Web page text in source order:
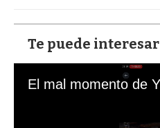
Te puede interesar